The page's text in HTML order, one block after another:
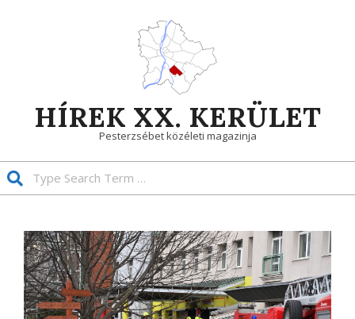
HÍREK XX. KERÜLET
Pesterzsébet közéleti magazinja
Menu